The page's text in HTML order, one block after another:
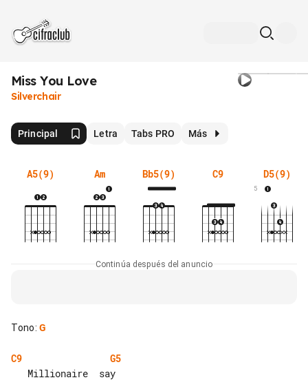
Miss You Love
Silverchair
Principal Letra Tabs PRO Más
A5(9) Am Bb5(9) C9 D5(9)
5
Continúa después del anuncio
Tono: G
C9
G5